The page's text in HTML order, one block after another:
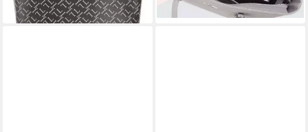
lieferbar - in 1-2 Werktagen bei dir